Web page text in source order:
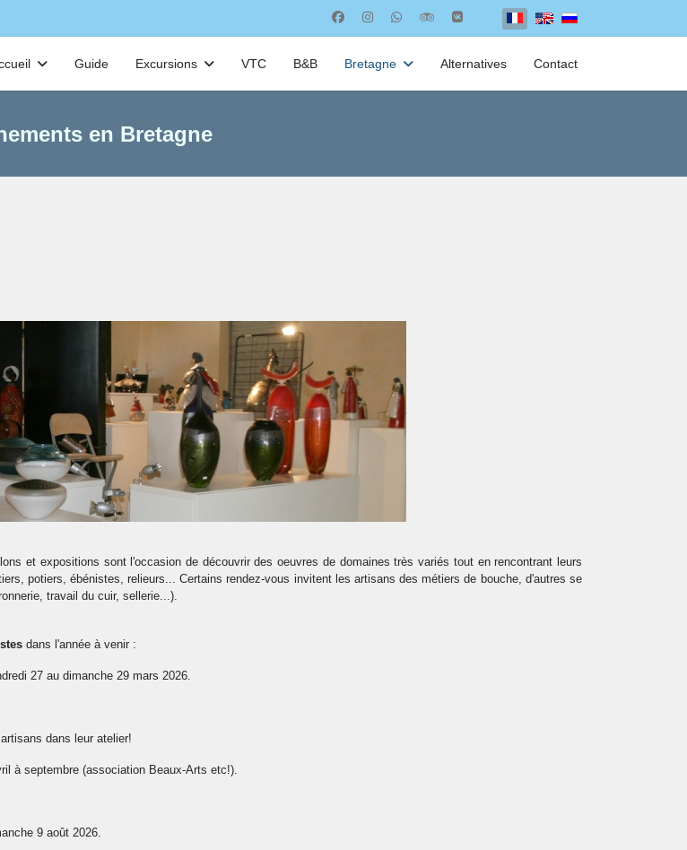
Select your language
Guide Excursions VTC B&B Bretagne Alternatives Contact
en Bretagne
et expositions sont l'occasion de découvrir des oeuvres de domaines très variés tout en rencontrant leurs
potiers, ébénistes, relieurs... Certains rendez-vous invitent les artisans des métiers de bouche, d'autres se
travail du cuir, sellerie...).
dans l'année à venir :
27 au dimanche 29 mars 2026.
dans leur atelier!
à septembre (association Beaux-Arts etc!).
9 août 2026.